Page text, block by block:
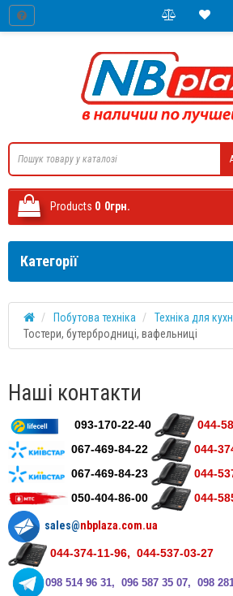
Products 0 0грн.
Категорії
Побутова техніка Техніка для
Тостери, бутербродниці, вафельниці
Наші контакти
093-170-22-40
044-
067-469-84-22
044-
067-469-84-23
044-
050-404-86-00
044-
sales@nbplaza.com.ua
044-374-11-96, 044-537-03-27
098 514 96 31, 096 587 35 07, 098